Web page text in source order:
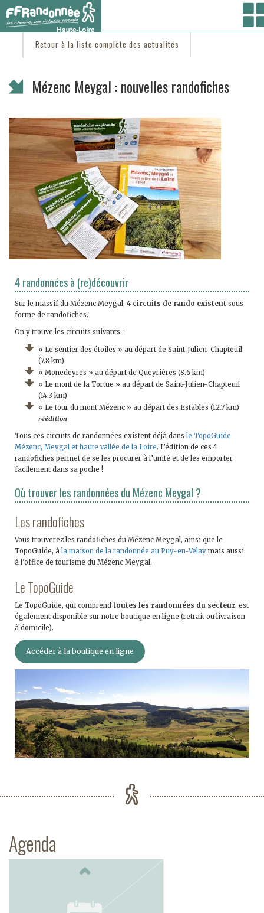
Vous êtes ici :Accueil/C'est d'actu
Retour à la liste complète des actualités
Mézenc Meygal : nouvelles randofiches
4 randonnées à (re)découvrir
Sur le massif du Mézenc Meygal, 4 circuits de rando existent sous
forme de randofiches.
On y trouve les circuits suivants :
« Le sentier des étoiles » au départ de Saint-Julien-Chapteuil
(7.8 km)
« Monedeyres » au départ de Queyrières (8.6 km)
« Le mont de la Tortue » au départ de Saint-Julien-Chapteuil
(14.3 km)
« Le tour du mont Mézenc » au départ des Estables (12.7 km)
réédition
Tous ces circuits de randonnées existent déjà dans le TopoGuide
Mézenc, Meygal et haute vallée de la Loire. L’édition de ces 4
randofiches permet de se les procurer à l’unité et de les emporter
facilement dans sa poche !
Où trouver les randonnées du Mézenc Meygal ?
Les randofiches
Vous trouverez les randofiches du Mézenc Meygal, ainsi que le
TopoGuide, à la maison de la randonnée au Puy-en-Velay mais aussi
à l’office de tourisme du Mézenc Meygal.
Le TopoGuide
Le TopoGuide, qui comprend toutes les randonnées du secteur, est
également disponible sur notre boutique en ligne (retrait ou livraison
à domicile).
Accéder à la boutique en ligne
Agenda